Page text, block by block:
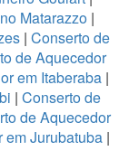
Matarazzo |
| Conserto de
de Aquecedor
em Itaberaba |
| Conserto de
de Aquecedor
em Jurubatuba|